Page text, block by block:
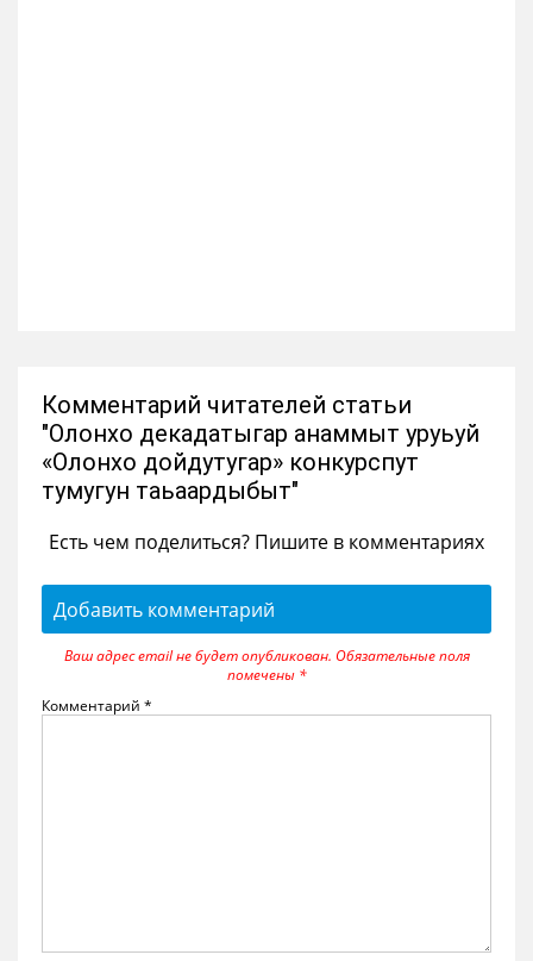
Комментарий читателей статьи
"Олонхо декадатыгар анаммыт уруьуй
«Олонхо дойдутугар» конкурспут
тумугун таьаардыбыт"
Есть чем поделиться? Пишите в комментариях
Добавить комментарий
Ваш адрес email не будет опубликован. Обязательные поля
помечены *
Комментарий *